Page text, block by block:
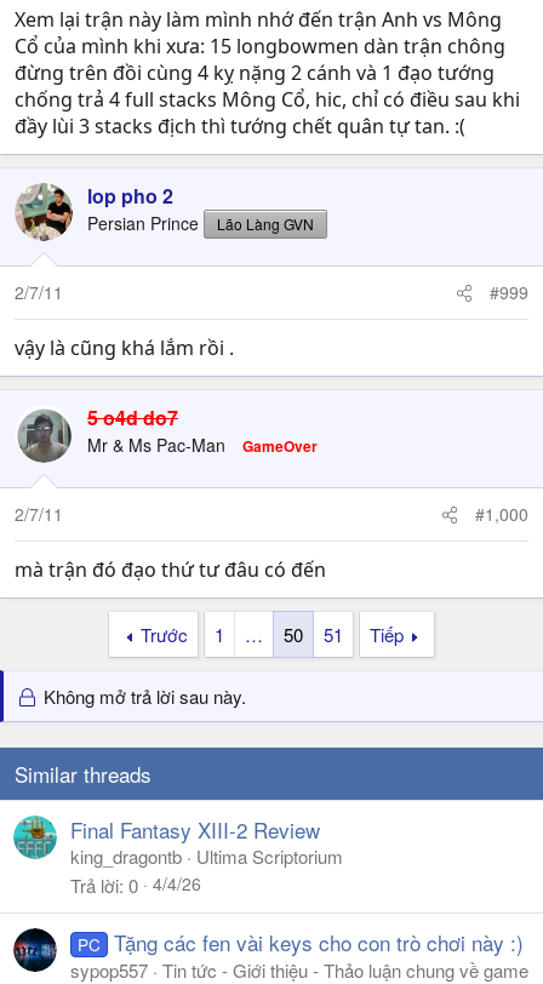
Xem lại trận này làm mình nhớ đến trận Anh vs Mông
Cổ của mình khi xưa: 15 longbowmen dàn trận chông
đừng trên đồi cùng 4 kỵ nặng 2 cánh và 1 đạo tướng
chống trả 4 full stacks Mông Cổ, hic, chỉ có điều sau khi
đầy lùi 3 stacks địch thì tướng chết quân tự tan. :(
lop pho 2
Persian Prince Lão Làng GVN
2/7/11 #999
vậy là cũng khá lắm rồi .
5 o4d do7
Mr & Ms Pac-Man GameOver
2/7/11 #1,000
mà trận đó đạo thứ tư đâu có đến
Trước 1 … 50 51 Tiếp
Không mở trả lời sau này.
Similar threads
Final Fantasy XIII-2 Review
king_dragontb
Ultima Scriptorium
Trả lời 0 4/4/26
PC Tặng các fen vài keys cho con trò chơi này :)
sypop557 Tin tức - Giới thiệu - Thảo luận chung về game